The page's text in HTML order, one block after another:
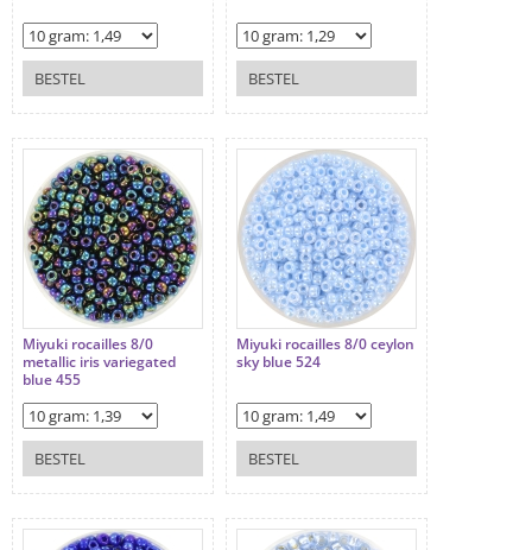
BESTEL BESTEL
Miyuki rocailles 8/0
metallic iris variegated
blue 455
BESTEL
Miyuki rocailles 8/0 ceylon
sky blue 524
BESTEL